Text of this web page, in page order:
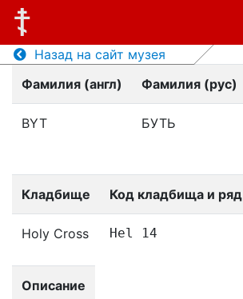
Назад на сайт музея
Фамилия (англ)
Фамилия (рус)
BYT БУТЬ
Кладбище Код кладбища и ряд
Holy Cross Hel 14
Описание